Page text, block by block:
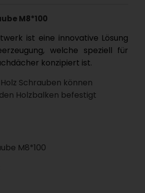
M8*100
ist eine innovative Lösung
welche speziell für
konzipiert ist.
Schrauben können
Holzbalken befestigt
M8*100